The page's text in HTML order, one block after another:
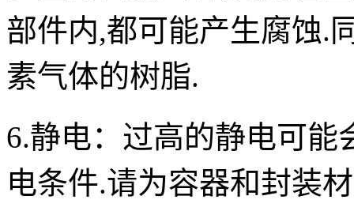
部件内,都可能产生腐蚀.
素气体的树脂.
6.静电： 过高的静电可能
电条件.请为容器和封装